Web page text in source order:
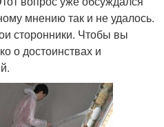
мнению так и не удалось.
сторонники. Чтобы вы
о достоинствах и